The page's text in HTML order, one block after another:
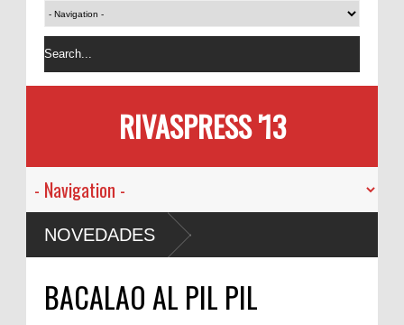
RIVASPRESS '13
NOVEDADES
BACALAO AL PIL PIL